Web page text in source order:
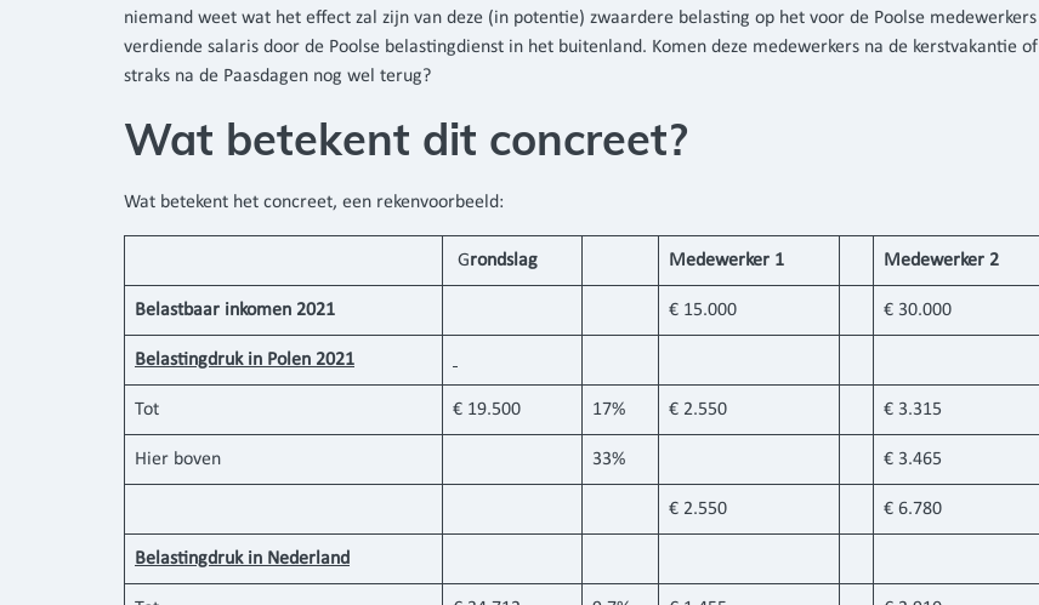
niemand weet wat het effect zal zijn van deze (in potentie) zwaardere belasting op het voor de Poolse medewerkers
verdiende salaris door de Poolse belastingdienst in het buitenland. Komen deze medewerkers na de kerstvakantie of
straks na de Paasdagen nog wel terug?
Wat betekent dit concreet?
Wat betekent het concreet, een rekenvoorbeeld:
Grondslag Medewerker 1 Medewerker 2
Belastbaar inkomen 2021 € 15.000 € 30.000
Belastingdruk in Polen 2021
Tot € 19.500 17% € 2.550 € 3.315
Hier boven 33% € 3.465
€ 2.550 € 6.780
Belastingdruk in Nederland